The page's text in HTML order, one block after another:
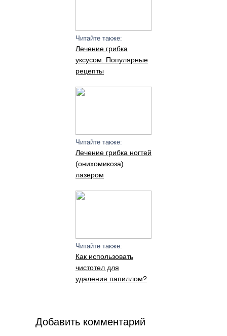
Читайте также:
Лечение грибка
уксусом. Популярные
рецепты
Читайте также:
Лечение грибка ногтей
(онихомикоза)
лазером
Читайте также:
Как использовать
чистотел для
удаления папиллом?
Добавить комментарий